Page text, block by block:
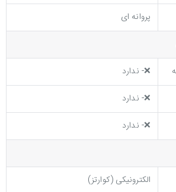
پروانه ای
❌- ندارد
❌- ندارد
❌- ندارد
الکترونیکی (کوارتز)